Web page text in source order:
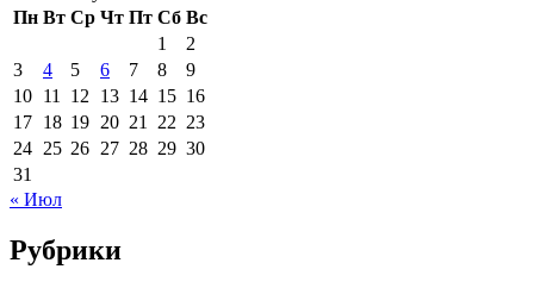
Пн Вт Ср Чт Пт Сб Вс
1
2
3
4 5 6 7 8
9
10 11 12 13 14 15 16
17 18 19 20 21 22 23
24 25 26 27 28 29 30
31
« Июл
Рубрики